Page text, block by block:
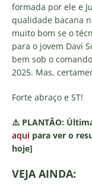
formada por ele e
qualidade bacana
muito bom se o
para o jovem Davi
bem sob o
2025. Mas,
Forte abraço e ST!
⚠️ PLANTÃO:
aqui para ver o
hoje]
VEJA AINDA: